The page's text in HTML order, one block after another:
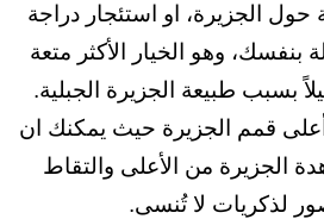
او استئجار دراجة
وهو الخيار الأكثر متعة
الجزيرة الجبلية.
الجزيرة حيث يمكنك ان
من الأعلى والتقاط
لا تُنسى.